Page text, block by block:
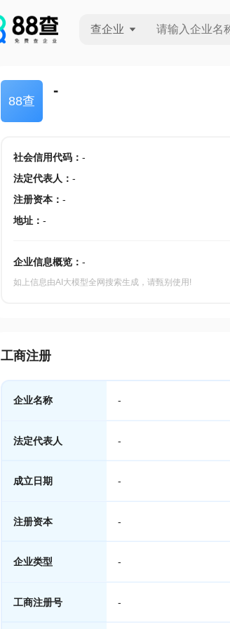
查企业
88查
-
社会信用代码： -
法定代表人 ： -
注册资本： -
地址： -
企业信息概览： -
如上信息由AI大模型全网搜索生成，请甄别使用!
工商注册
企业名称 -
法定代表人 -
成立日期 -
注册资本 -
企业类型 -
工商注册号 -